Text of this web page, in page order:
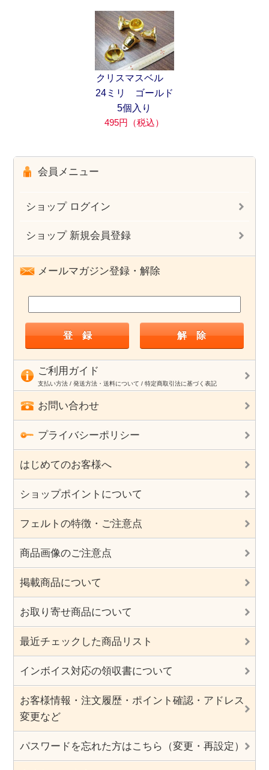
クリスマスベル
24ミリ ゴールド
5個入り
495円（税込）
会員メニュー
ショップ ログイン
ショップ 新規会員登録
メールマガジン登録・解除
ご利用ガイド
支払い方法 / 発送方法・送料について / 特定商取引法に基づく表記
お問い合わせ
プライバシーポリシー
はじめてのお客様へ
ショップポイントについて
フェルトの特徴・ご注意点
商品画像のご注意点
掲載商品について
お取り寄せ商品について
最近チェックした商品リスト
インボイス対応の領収書について
お客様情報・注文履歴・ポイント確認・アドレス
変更など
パスワードを忘れた方はこちら（変更・再設定）